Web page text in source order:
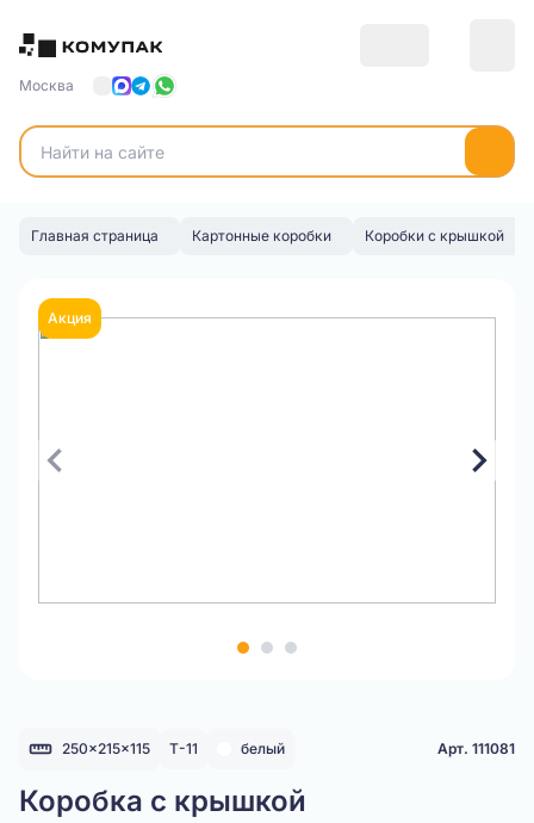
Москва
Главная страница Картонные коробки Коробки с крышкой
Акция
250x215x115 Т-11 белый Арт. 111081
Коробка с крышкой